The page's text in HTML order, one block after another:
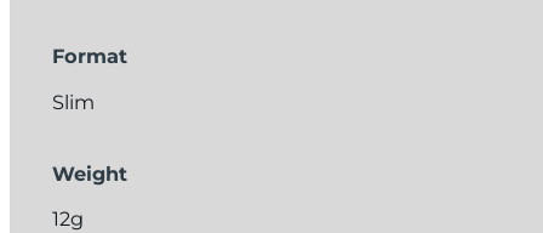
Format
Slim
Weight
12g